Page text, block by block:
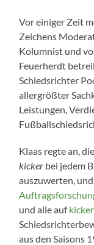
Vor einiger Zeit
Zeichens
Kolumnist und
Feuerherdt
Schiedsrichter
allergrößter
Leistungen,
Klaas regte an,
kicker bei jedem
auszuwerten,
und alle auf
aus den Saisons